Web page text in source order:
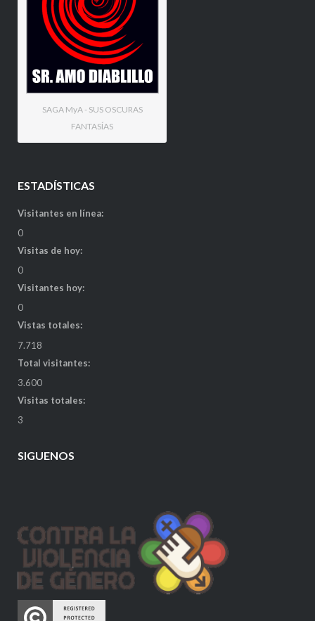
SAGA MyA - SUS OSCURAS
FANTASÍAS
ESTADÍSTICAS
Visitantes en línea:
0
Visitas de hoy:
0
Visitantes hoy:
0
Vistas totales:
7.718
Total visitantes:
3.600
Visitas totales:
3
SIGUENOS